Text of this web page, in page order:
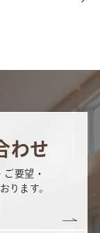
わせ
要望・
ります。